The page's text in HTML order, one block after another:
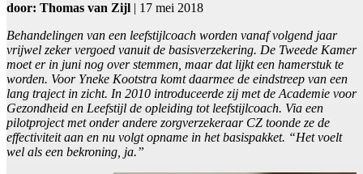
door: Thomas van Zijl | 17 mei 2018
Behandelingen van een leefstijlcoach worden vanaf volgend jaar
vrijwel zeker vergoed vanuit de basisverzekering. De Tweede Kamer
moet er in juni nog over stemmen, maar dat lijkt een hamerstuk te
worden. Voor Yneke Kootstra komt daarmee de eindstreep van een
lang traject in zicht. In 2010 introduceerde zij met de Academie voor
Gezondheid en Leefstijl de opleiding tot leefstijlcoach. Via een
pilotproject met onder andere zorgverzekeraar CZ toonde ze de
effectiviteit aan en nu volgt opname in het basispakket. “Het voelt
wel als een bekroning, ja.”